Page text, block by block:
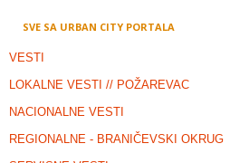
SVE SA URBAN CITY PORTALA
VESTI
LOKALNE VESTI // POŽAREVAC
NACIONALNE VESTI
REGIONALNE - BRANIČEVSKI OKRUG